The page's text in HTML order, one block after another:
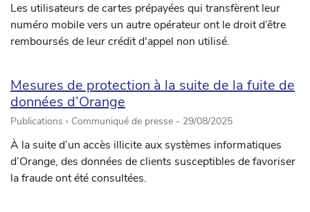
Les utilisateurs de cartes prépayées qui transfèrent leur
numéro mobile vers un autre opérateur ont le droit d’être
remboursés de leur crédit d'appel non utilisé.
Mesures de protection à la suite de la fuite de
données d’Orange
Publications › Communiqué de presse - 29/08/2025
À la suite d’un accès illicite aux systèmes informatiques
d’Orange, des données de clients susceptibles de favoriser
la fraude ont été consultées.